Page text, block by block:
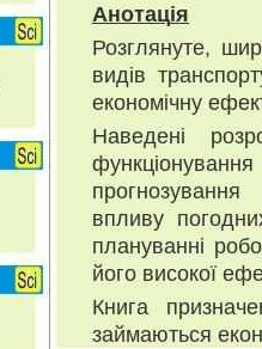
Анотація
Розглянуте,
видів
економічну
Наведені
впливу
плануванні
його високої
Книга
займаються